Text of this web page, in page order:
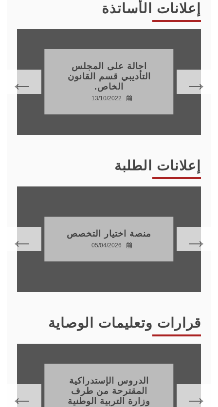
إعلانات الأساتذة
احالة على المجلس
التأديبي قسم القانون
الخاص.
13/10/2022
إعلانات الطلبة
منصة اختيار التخصص
05/04/2026
قرارات وتعليمات الوصاية
الدروس الإستدراكية
المقترحة من طرف
وزارة التربية الوطنية